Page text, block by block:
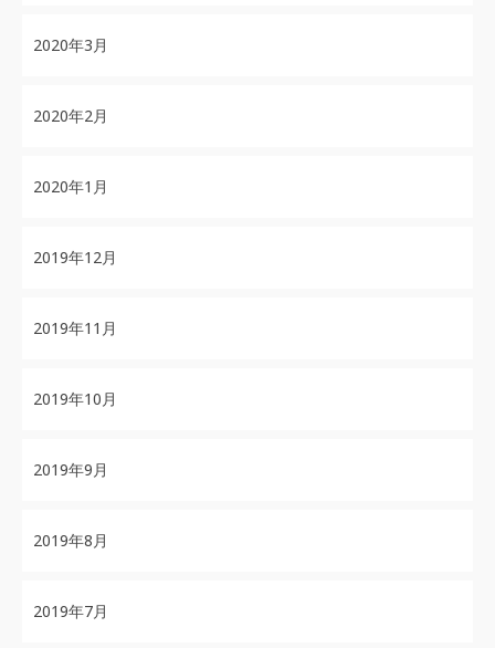
2020年3月
2020年2月
2020年1月
2019年12月
2019年11月
2019年10月
2019年9月
2019年8月
2019年7月